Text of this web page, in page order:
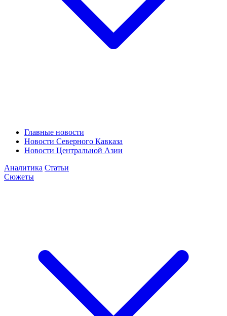
Главные новости
Новости Северного Кавказа
Новости Центральной Азии
Аналитика Статьи
Сюжеты